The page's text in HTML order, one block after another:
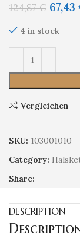
124,87€ 67,43
4 in stock
Vergleichen
SKU: 103001010
Category:
Share:
DESCRIPTION